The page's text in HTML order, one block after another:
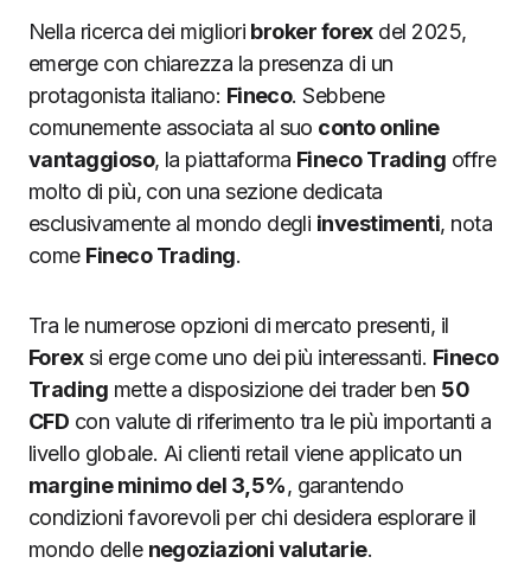
Nella ricerca dei migliori broker forexdel 2025,
emerge con chiarezza la presenza di un
protagonista italiano: Fineco. Sebbene
comunemente associata al suo conto online
vantaggioso, la piattaforma Fineco Trading offre
molto di più, con una sezione dedicata
esclusivamente al mondo degli investimenti, nota
come Fineco Trading.
Tra le numerose opzioni di mercato presenti, il
Forexsi erge come uno dei più interessanti. Fineco
Trading mette a disposizione dei trader ben 50
CFD con valute di riferimento tra le più importanti a
livello globale. Ai clienti retail viene applicato un
margine minimo del 3,5%, garantendo
condizioni favorevoli per chi desidera esplorare il
mondo delle negoziazioni valutarie.